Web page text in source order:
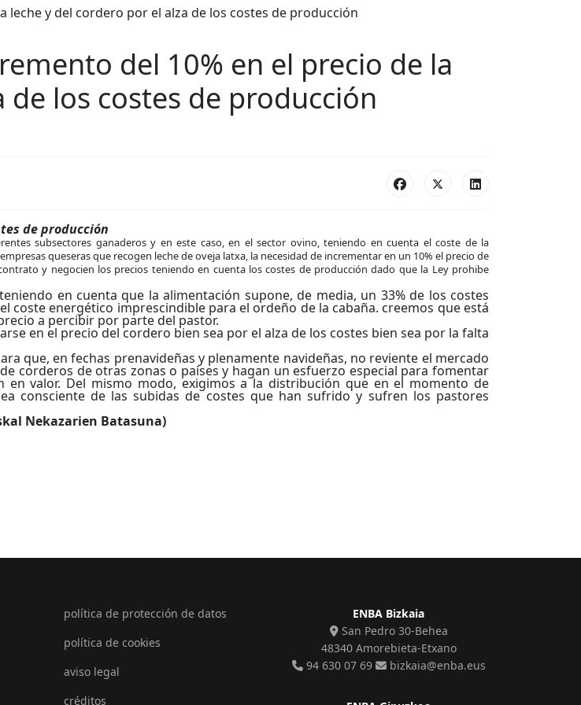
del 10% en el precio de la
los costes de producción
de producción
subsectores ganaderos y en este caso, en el sector ovino, teniendo en cuenta el coste de la
queseras que recogen leche de oveja latxa, la necesidad de incrementar en un 10% el precio de
y negocien los precios teniendo en cuenta los costes de producción dado que la Ley prohibe
en cuenta que la alimentación supone, de media, un 33% de los costes
energético imprescindible para el ordeño de la cabaña. creemos que está
a percibir por parte del pastor.
en el precio del cordero bien sea por el alza de los costes bien sea por la falta
que, en fechas prenavideñas y plenamente navideñas, no reviente el mercado
corderos de otras zonas o países y hagan un esfuerzo especial para fomentar
valor. Del mismo modo, exigimos a la distribución que en el momento de
consciente de las subidas de costes que han sufrido y sufren los pastores
Nekazarien Batasuna)
política de protección de datos
política de cookies
aviso legal
créditos
ENBA Bizkaia
San Pedro 30-Behea
48340 Amorebieta-Etxano
94 630 07 69
bizkaia@enba.eus